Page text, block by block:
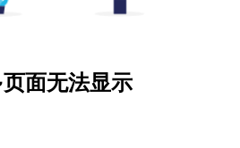
面无法显示